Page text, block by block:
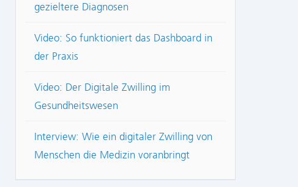
gezieltere Diagnosen
Video: So funktioniert das Dashboard in
der Praxis
Video: Der Digitale Zwilling im
Gesundheitswesen
Interview: Wie ein digitaler Zwilling von
Menschen die Medizin voranbringt